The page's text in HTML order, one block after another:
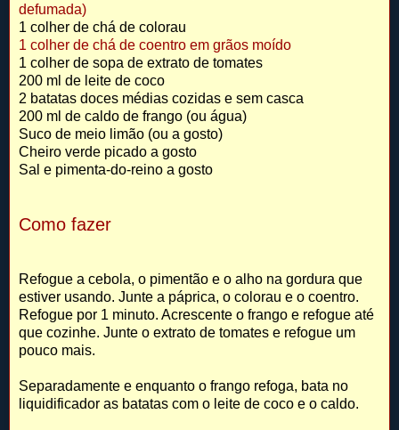
defumada)
1 colher de chá de colorau
1 colher de chá de coentro em grãos moído
1 colher de sopa de extrato de tomates
200 ml de leite de coco
2 batatas doces médias cozidas e sem casca
200 ml de caldo de frango (ou água)
Suco de meio limão (ou a gosto)
Cheiro verde picado a gosto
Sal e pimenta-do-reino a gosto
Como fazer
Refogue a cebola, o pimentão e o alho na gordura que
estiver usando. Junte a páprica, o colorau e o coentro.
Refogue por 1 minuto. Acrescente o frango e refogue até
que cozinhe. Junte o extrato de tomates e refogue um
pouco mais.
Separadamente e enquanto o frango refoga, bata no
liquidificador as batatas com o leite de coco e o caldo.